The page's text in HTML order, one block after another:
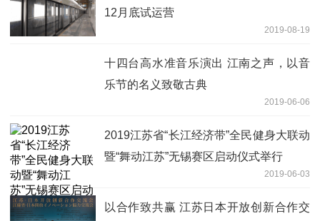
12月底试运营
2019-08-19
十四台高水准音乐演出 江南之声，以音
乐节的名义致敬古典
2019-06-06
2019江苏省“长江经济带”全民健身大联动
暨“舞动江苏”无锡赛区启动仪式举行
2019-06-03
以合作致共赢 江苏日本开放创新合作交